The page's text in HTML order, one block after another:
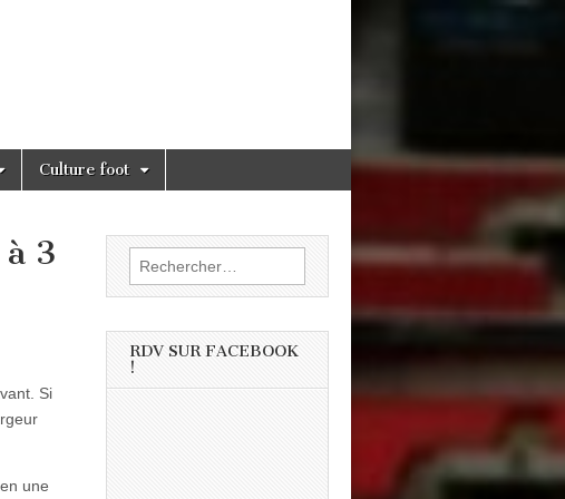
Culture foot
3
Si
une
Rechercher :
RDV SUR FACEBOOK
!